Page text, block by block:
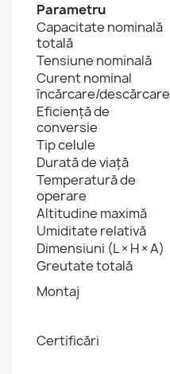
Parametru
Capacitate nominală
totală
Tensiune nominală
Curent nominal
încărcare/descărcare
Eficiență de
conversie
Tip celule
Durată de viață
Temperatură de
operare
Altitudine maximă
Umiditate relativă
Dimensiuni (L × H × A)
Greutate totală
Montaj
Certificări